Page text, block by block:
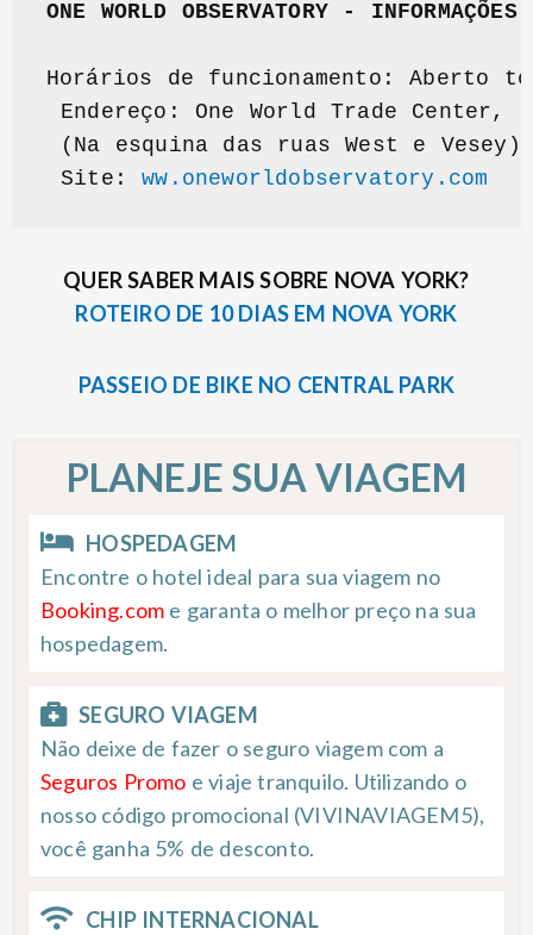
ONE WORLD OBSERVATORY - INFORMAÇÕES
Horários de funcionamento: Aberto
Endereço: One World Trade Center,
(Na esquina das ruas West e Vesey)
Site: ww.oneworldobservatory.com
QUER SABER MAIS SOBRE NOVA YORK?
ROTEIRO DE 10 DIAS EM NOVA YORK
PASSEIO DE BIKE NO CENTRAL PARK
PLANEJE SUA VIAGEM
HOSPEDAGEM
Encontre o hotel ideal para sua viagem no
Booking.com e garanta o melhor preço na sua
hospedagem.
SEGURO VIAGEM
Não deixe de fazer o seguro viagem com a
Seguros Promo e viaje tranquilo. Utilizando o
nosso código promocional (VIVINAVIAGEM5),
você ganha 5% de desconto.
CHIP INTERNACIONAL